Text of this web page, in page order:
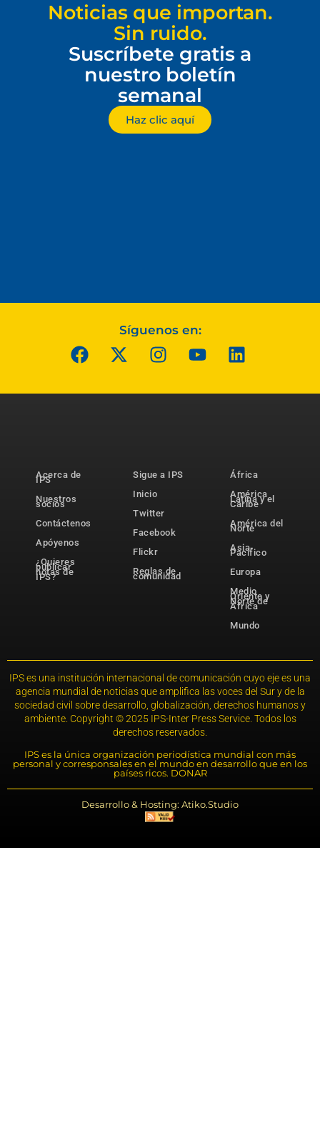
Noticias que importan.
Sin ruido.
Suscríbete gratis a
nuestro boletín
semanal
Haz clic aquí
Síguenos en:
Acerca de
IPS
Nuestros
socios
Contáctenos
Apóyenos
¿Quieres
publicar
notas de
IPS?
Sigue a IPS
Inicio
Twitter
Facebook
Flickr
Reglas de
comunidad
África
América
Latina y el
Caribe
América del
Norte
Asia-
Pacífico
Europa
Medio
Oriente y
Norte de
África
Mundo
IPS es una institución internacional de comunicación cuyo eje es una
agencia mundial de noticias que amplifica las voces del Sur y de la
sociedad civil sobre desarrollo, globalización, derechos humanos y
ambiente. Copyright © 2025 IPS-Inter Press Service. Todos los
derechos reservados.
IPS es la única organización periodística mundial con más
personal y corresponsales en el mundo en desarrollo que en los
países ricos. DONAR
Desarrollo & Hosting: Atiko.Studio